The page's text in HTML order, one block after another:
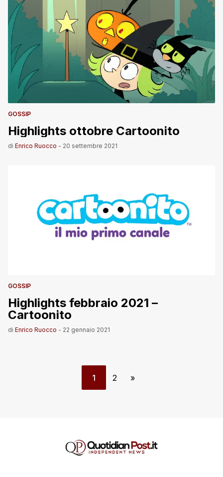
GOSSIP
Highlights ottobre Cartoonito
di Enrico Ruocco - 20 settembre 2021
GOSSIP
Highlights febbraio 2021 –
Cartoonito
di Enrico Ruocco - 22 gennaio 2021
1 2 »